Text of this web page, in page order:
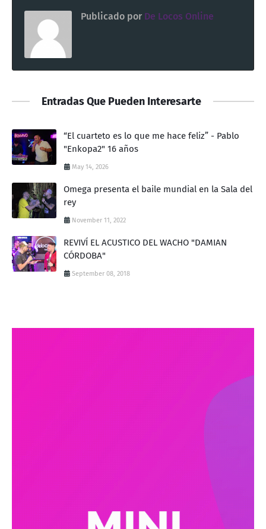
Publicado por De Locos Online
Entradas Que Pueden Interesarte
“El cuarteto es lo que me hace feliz” - Pablo
"Enkopa2" 16 años
May 14, 2026
Omega presenta el baile mundial en la Sala del
rey
November 11, 2022
REVIVÍ EL ACUSTICO DEL WACHO "DAMIAN
CÓRDOBA"
September 08, 2018